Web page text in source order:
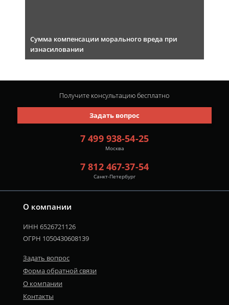
Сумма компенсации морального вреда при
изнасиловании
О компании
ИНН 6526721126
ОГРН 1050430608139
Задать вопрос
Форма обратной связи
О компании
Контакты
7 499 938-54-25
Москва
7 812 467-37-54
Санкт-Петербург
Задать вопрос
Получите консультациюбесплатно